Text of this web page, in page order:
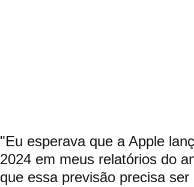
"Eu esperava que a Apple
2024 em meus relatórios do
que essa previsão precisa